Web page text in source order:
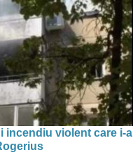
incendiu violent care i-a